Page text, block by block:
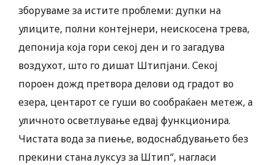
зборуваме за истите проблеми: дупки на
улиците, полни контејнери, неискосена трева,
депонија која гори секој ден и го загадува
воздухот, што го дишат Штипјани. Секој
пороен дожд претвора делови од градот во
езера, центарот се гуши во сообраќаен метеж, а
уличното осветлување едвај функционира.
Чистата вода за пиење, водоснабдувањето без
прекини стана луксуз за Штип“, нагласи